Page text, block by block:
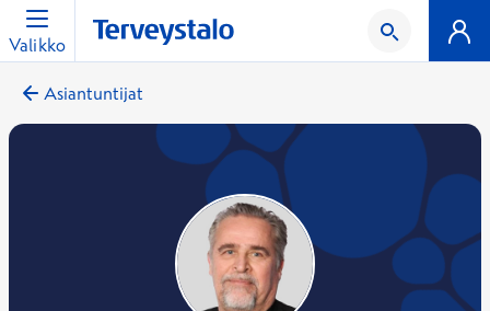
Valikko
Asiantuntijat